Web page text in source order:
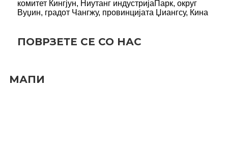
комитет Кингјун, Ниутанг индустријаПарк, округ
Вуџин, градот Чангжу, провинцијата Џиангсу, Кина
ПОВРЗЕТЕ СЕ СО НАС
МАПИ